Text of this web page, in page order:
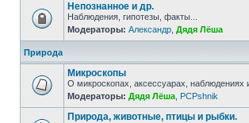
Непознанное и др.
Наблюдения, гипотезы, факты...
Модераторы: Александр Дядя Лёша
Природа
Микроскопы
О микроскопах, аксессуарах, наблюдениях
Модераторы: Дядя Лёша PCPshnik
Природа, животные, птицы и рыбки.